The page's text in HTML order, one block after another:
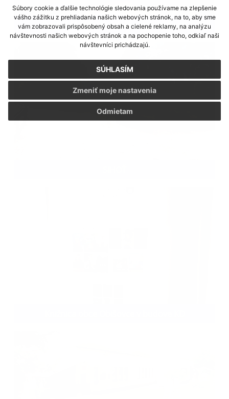
Súbory cookie a ďalšie technológie sledovania používame na zlepšenie
vášho zážitku z prehliadania našich webových stránok, na to, aby sme
vám zobrazovali prispôsobený obsah a cielené reklamy, na analýzu
návštevnosti našich webových stránok a na pochopenie toho, odkiaľ naši
návštevníci prichádzajú.
SÚHLASÍM
Odmietam
Zmeniť moje nastavenia
Recitál Moniky Kandráčovej a jej hostí